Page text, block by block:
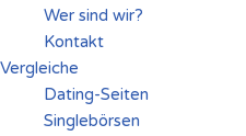
Wer sind wir?
Kontakt
Vergleiche
Dating-Seiten
Singlebörsen